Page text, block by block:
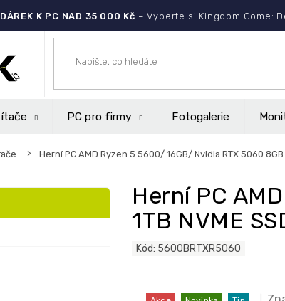
DÁREK K PC NAD 35 000 Kč – Vyberte si Kingdom Come:
PC pro firmy Fotogalerie
Herní PC AMD Ryzen 5 5600/ 16GB/ Nvidia RTX 5060 8GB
Herní PC
1TB NVME
Kód: 5600BRTXR5060